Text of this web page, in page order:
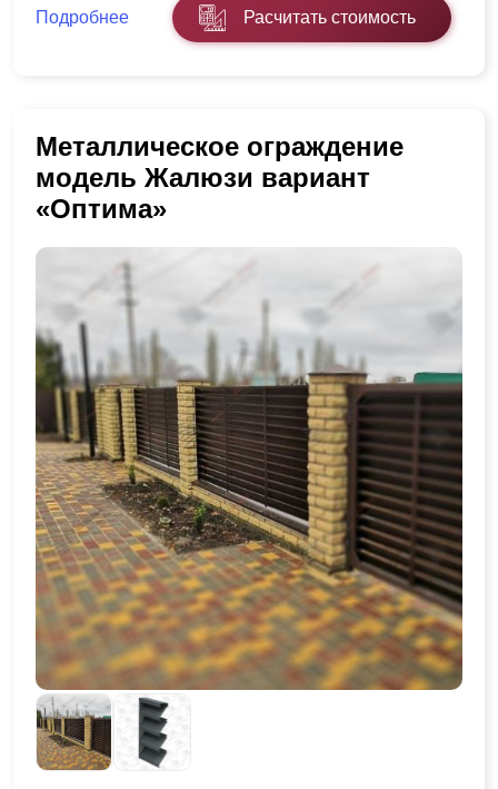
Подробнее Расчитать стоимость
Металлическое ограждение
модель Жалюзи вариант
«Оптима»